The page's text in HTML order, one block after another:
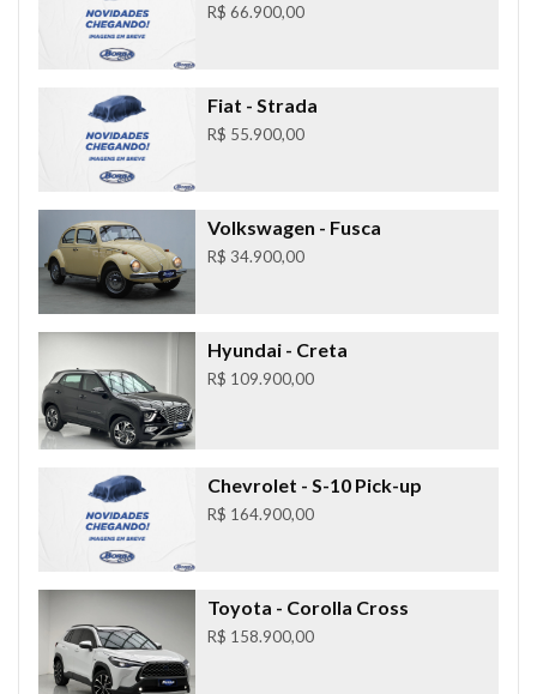
R$ 66.900,00
Fiat - Strada
R$ 55.900,00
Volkswagen - Fusca
R$ 34.900,00
Hyundai- Creta
R$ 109.900,00
Chevrolet - S-10 Pick-up
R$ 164.900,00
Toyota - Corolla Cross
R$ 158.900,00